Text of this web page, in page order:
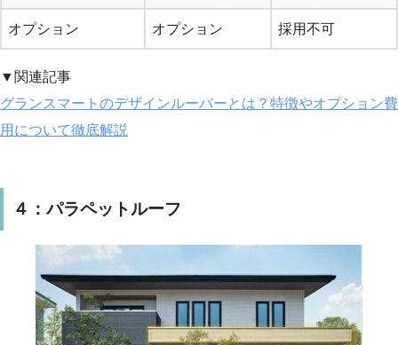
オプション オプション 採用不可
▼関連記事
グランスマートのデザインルーバーとは？特徴やオプション費
用について徹底解説
４：パラペットルーフ